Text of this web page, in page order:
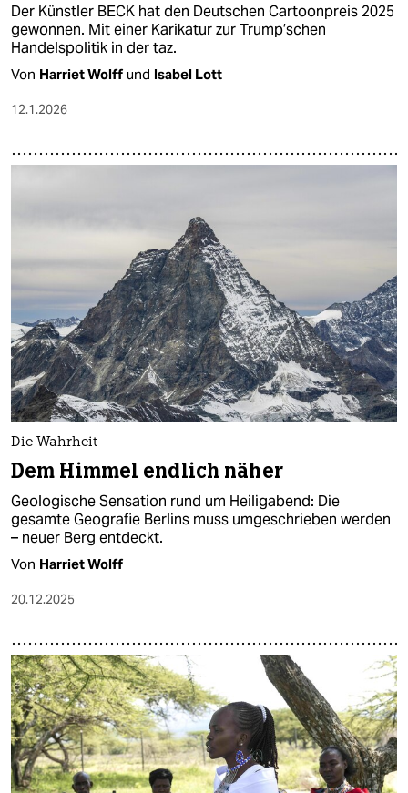
Der Künstler BECK hat den Deutschen Cartoonpreis 2025
gewonnen. Mit einer Karikatur zur Trump’schen
Handelspolitik in der taz.
Von Harriet Wolff und Isabel Lott
12.1.2026
Die Wahrheit
Dem Himmel endlich näher
Geologische Sensation rund um Heiligabend: Die
gesamte Geografie Berlins muss umgeschrieben werden
– neuer Berg entdeckt.
Von Harriet Wolff
20.12.2025